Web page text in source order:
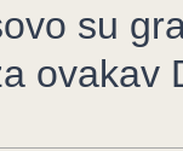
su
ovakav